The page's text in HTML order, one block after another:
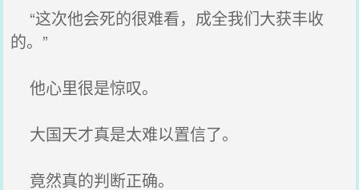
“这次他会死的很难看，成全我们大获丰收
的。”
他心里很是惊叹。
大国天才真是太难以置信了。
竟然真的判断正确。